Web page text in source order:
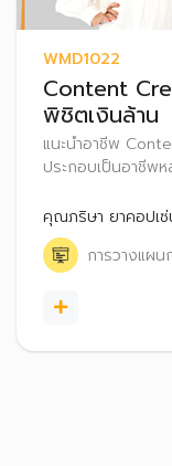
WMD1022
Content
พิชิตเงินล้าน
แนะนำอาชีพ
ประกอบเป็นอาชีพ
แพลตฟอร์มโซเชีย
วางแผนการเงินส
คุณภริษา ยาคอปเซ่
การวางแผน